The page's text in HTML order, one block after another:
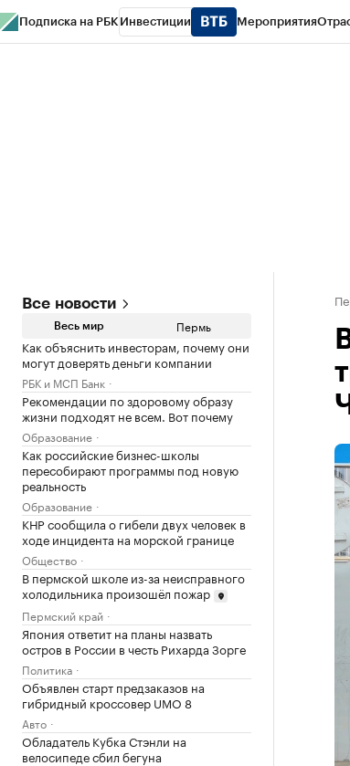
Подписка на РБК Инвестиции Мероприятия
Все новости
Весь мир Пермь
Как объяснить инвесторам, почему они
могут доверять деньги компании
РБК и МСП Банк
Рекомендации по здоровому образу
жизни подходят не всем. Вот почему
Образование
Как российские бизнес-школы
пересобирают программы под новую
реальность
Образование
КНР сообщила о гибели двух человек в
ходе инцидента на морской границе
Общество
В пермской школе из-за неисправного
холодильника произошёл пожар
Пермский край
Япония ответит на планы назвать
остров в России в честь Рихарда Зорге
Политика
Объявлен старт предзаказов на
гибридный кроссовер UMO 8
Авто
Обладатель Кубка Стэнли на
велосипеде сбил бегуна